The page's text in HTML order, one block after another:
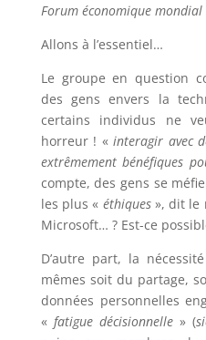
Forum économique mondial
Allons à l’essentiel…
Le groupe en question
des gens envers la
certains individus ne
horreur ! «interagir avec
extrêmement bénéfiques
compte, des gens se
les plus « éthiques», dit le
Microsoft… ? Est-ce
D’autre part, la
mêmes soit du partage,
données personnelles
« fatigue décisionnelle » (